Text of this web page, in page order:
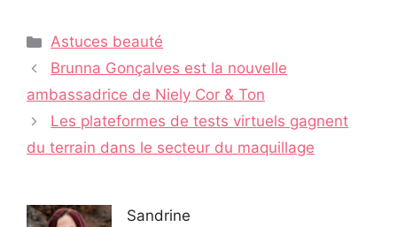
Catégories
Astuces beauté
Navigation
des
Brunna Gonçalves est la nouvelle
ambassadrice de Niely Cor & Ton
Les plateformes de tests virtuels gagnent
du terrain dans le secteur du maquillage
Sandrine